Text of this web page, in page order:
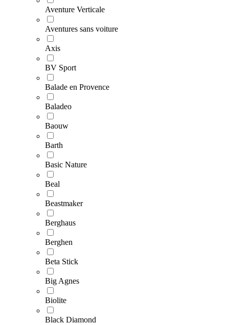
Aventure Verticale
Aventures sans voiture
Axis
BV Sport
Balade en Provence
Baladeo
Baouw
Barth
Basic Nature
Beal
Beastmaker
Berghaus
Berghen
Beta Stick
Big Agnes
Biolite
Black Diamond